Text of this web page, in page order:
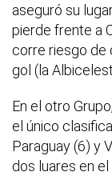
aseguró su
pierde frente a
corre riesgo de
gol (la
En el otro
el único
Paraguay (6) y
dos luares en